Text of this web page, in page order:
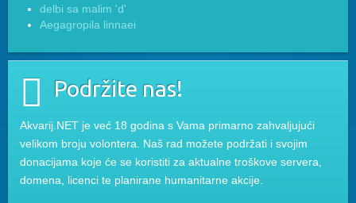
delbi sa malim 'd'
Aegagropila linnaei
Podržite nas!
Akvarij.NET je već 18 godina s Vama primarno zahvaljujući
velikom broju volontera. Naš rad možete podržati i svojim
donacijama koje će se koristiti za aktualne troškove servera,
domena, licenci te planirane humanitarne akcije.